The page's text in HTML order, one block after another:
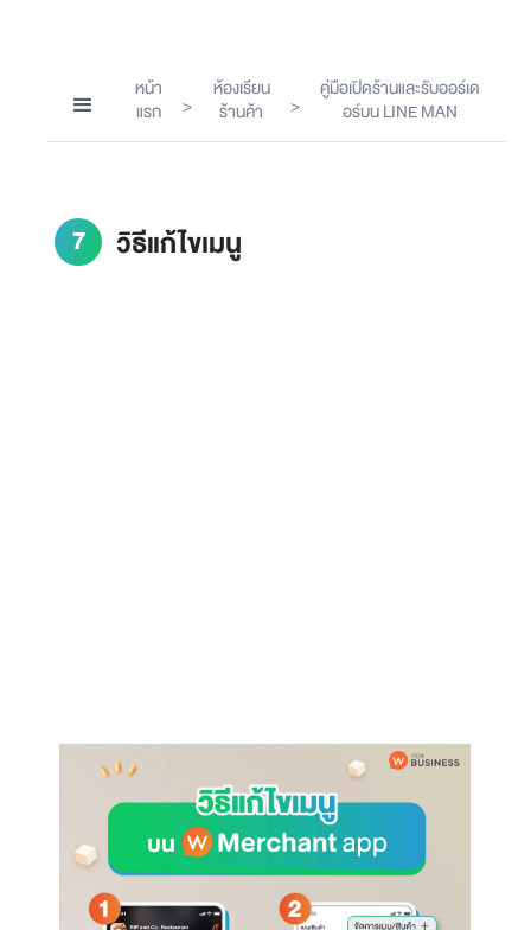
หน้า
แรก
>
ห้องเรียน
ร้านค้า
>
คู่มือเปิดร้านและรับออร์เด
อร์บน LINE MAN
7 วิธีแก้ไขเมนู